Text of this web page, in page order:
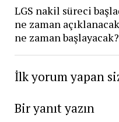
LGS nakil süreci
ne zaman
ne zaman
İlk yorum yapan
Bir yanıt yazın